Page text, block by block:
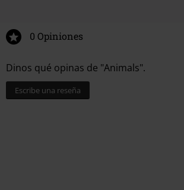
0 Opiniones
Dinos qué opinas de "Animals".
Escribe una reseña